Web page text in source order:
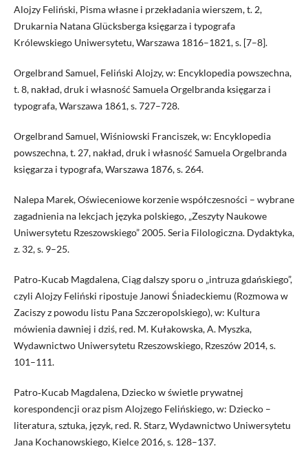
Alojzy Feliński, Pisma własne i przekładania wierszem, t. 2,
Drukarnia Natana Glücksberga księgarza i typografa
Królewskiego Uniwersytetu, Warszawa 1816–1821, s. [7–8].
Orgelbrand Samuel, Feliński Alojzy, w: Encyklopedia powszechna,
t. 8, nakład, druk i własność Samuela Orgelbranda księgarza i
typografa, Warszawa 1861, s. 727–728.
Orgelbrand Samuel, Wiśniowski Franciszek, w: Encyklopedia
powszechna, t. 27, nakład, druk i własność Samuela Orgelbranda
księgarza i typografa, Warszawa 1876, s. 264.
Nalepa Marek, Oświeceniowe korzenie współczesności – wybrane
zagadnienia na lekcjach języka polskiego, „Zeszyty Naukowe
Uniwersytetu Rzeszowskiego” 2005. Seria Filologiczna. Dydaktyka,
z. 32, s. 9–25.
Patro‑Kucab Magdalena, Ciąg dalszy sporu o „intruza gdańskiego”,
czyli Alojzy Feliński ripostuje Janowi Śniadeckiemu (Rozmowa w
Zaciszy z powodu listu Pana Szczeropolskiego), w: Kultura
mówienia dawniej i dziś, red. M. Kułakowska, A. Myszka,
Wydawnictwo Uniwersytetu Rzeszowskiego, Rzeszów 2014, s.
101–111.
Patro‑Kucab Magdalena, Dziecko w świetle prywatnej
korespondencji oraz pism Alojzego Felińskiego, w: Dziecko –
literatura, sztuka, język, red. R. Starz, Wydawnictwo Uniwersytetu
Jana Kochanowskiego, Kielce 2016, s. 128–137.